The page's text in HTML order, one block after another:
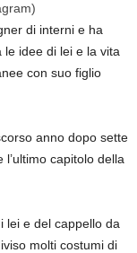
di interni e ha
idee di lei e la vita
con suo figlio
anno dopo sette
capitolo della
lei e del cappello da
molti costumi di